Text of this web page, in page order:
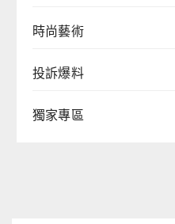
時尚藝術
投訴爆料
獨家專區